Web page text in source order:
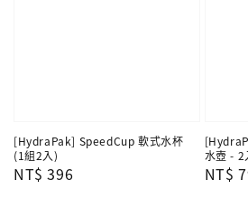
[HydraPak] SpeedCup 軟式水杯
(1組2入)
Regular
NT$ 396
水壺 - 2
NT$